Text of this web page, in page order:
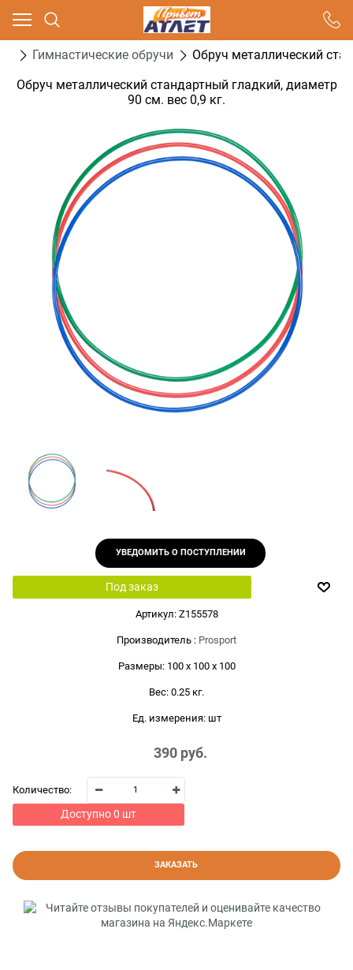
Гимнастические обручи
Обруч металлический
Обруч металлический стандартный гладкий, диаметр
90 см. вес 0,9 кг.
УВЕДОМИТЬ О ПОСТУПЛЕНИИ
Под заказ
Артикул: Z155578
Производитель : Prosport
Размеры: 100 x 100 x 100
Вес: 0.25 кг.
Ед. измерения: шт
390 руб.
Количество:
Доступно0 шт
ЗАКАЗАТЬ
Ваш город - Москва,
угадали?
ДА НЕТ